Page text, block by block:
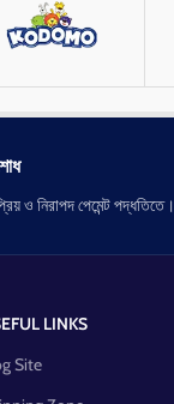
ও নিরাপদ পেমেন্ট পদ্ধতিতে।
LINKS
Site